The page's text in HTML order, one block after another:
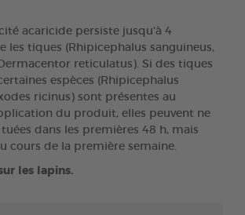
acaricide persiste jusqu'à 4
les tiques (Rhipicephalus sanguineus,
reticulatus). Si des tiques
espèces (Rhipicephalus
ricinus) sont présentes au
du produit, elles peuvent ne
dans les premières 48 h, mais
cours de la première semaine.
les lapins.